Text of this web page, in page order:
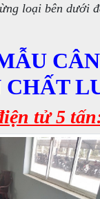
loại bên dưới
CHẤT
tử 5